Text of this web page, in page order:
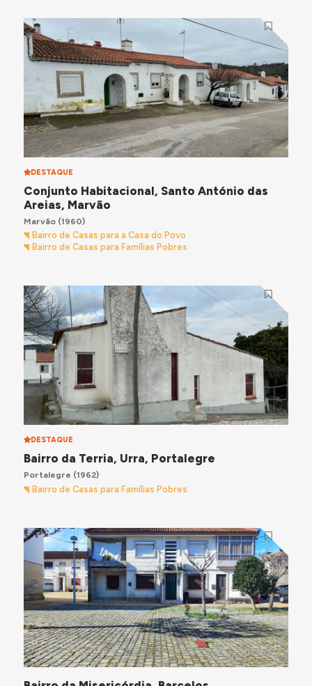
DESTAQUE
Conjunto Habitacional, Santo António das
Areias, Marvão
Marvão(1960)
Bairro de Casas para a Casa do Povo
Bairro de Casas para Famílias Pobres
DESTAQUE
Bairro da Terria, Urra, Portalegre
Portalegre (1962)
Bairro de Casas para Famílias Pobres